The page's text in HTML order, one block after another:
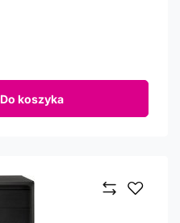
Do koszyka